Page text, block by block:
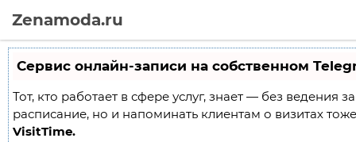
Zenamoda.ru
Сервис онлайн-записи на собственном
Тот, кто работает в сфере услуг, знает — без ведения
расписание, но и напоминать клиентам о визитах
VisitTime.